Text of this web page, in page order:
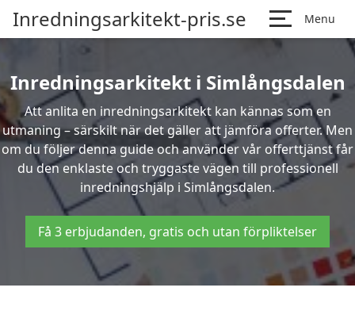
Inredningsarkitekt-pris.se Menu
Inredningsarkitekt i Simlångsdalen
Att anlita en inredningsarkitekt kan kännas som en
utmaning – särskilt när det gäller att jämföra offerter. Men
om du följer denna guide och använder vår offerttjänst får
du den enklaste och tryggaste vägen till professionell
inredningshjälp i Simlångsdalen.
Få 3 erbjudanden, gratis och utan förpliktelser